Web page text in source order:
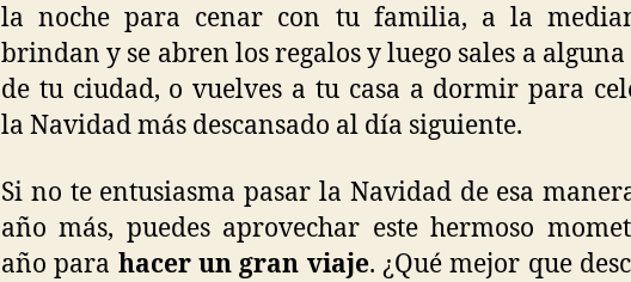
la noche para cenar con tu familia, a la
brindan y se abren los regalos y luego sales a alguna
de tu ciudad, o vuelves a tu casa a dormir para
la Navidad más descansado al día siguiente.
Si no te entusiasma pasar la Navidad de esa
año más, puedes aprovechar este hermoso
año para hacer un gran viaje. ¿Qué mejor que